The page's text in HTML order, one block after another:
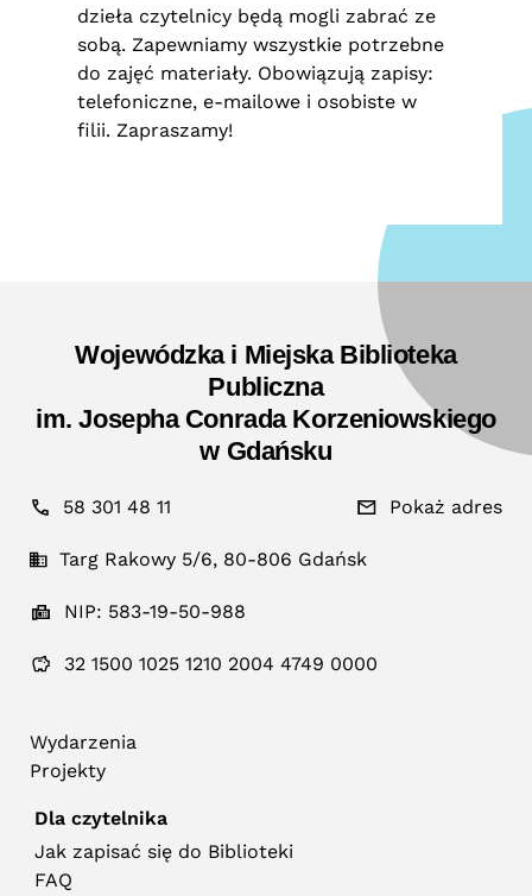
dzieła czytelnicy będą mogli zabrać ze
sobą. Zapewniamy wszystkie potrzebne
do zajęć materiały. Obowiązują zapisy:
telefoniczne, e-mailowe i osobiste w
filii. Zapraszamy!
Wojewódzka i Miejska Biblioteka
Publiczna
im. Josepha Conrada Korzeniowskiego
w Gdańsku
58 301 48 11 Pokaż adres
Targ Rakowy 5/6, 80-806 Gdańsk
NIP: 583-19-50-988
32 1500 1025 1210 2004 4749 0000
Wydarzenia
Projekty
Dla czytelnika
Jak zapisać się do Biblioteki
FAQ